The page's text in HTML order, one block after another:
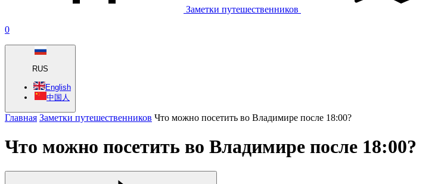
Заметки путешественников
0
RUS
English
中国人
Главная Заметки путешественников Что можно посетить во Владимире после 18:00?
Что можно посетить во Владимире после 18:00?